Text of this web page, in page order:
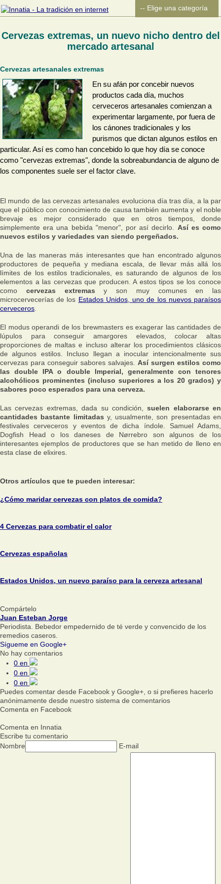
Cervezas extremas, un nuevo nicho dentro del
mercado artesanal
Cervezas artesanales extremas
En su afán por concebir nuevos
productos cada día, muchos
cerveceros artesanales comienzan a
experimentar largamente, por fuera de
los cánones tradicionales y los
purismos que dictan algunos estilos en
particular. Así es como han concebido lo que hoy día se conoce
como "cervezas extremas", donde la sobreabundancia de alguno de
los componentes suele ser el factor clave.
El mundo de las cervezas artesanales evoluciona día tras día, a la par
que el público con conocimiento de causa también aumenta y el noble
brevaje es mejor considerado que en otros tiempos, donde
simplemente era una bebida "menor", por así decirlo. Así es como
nuevos estilos y variedades van siendo pergeñados.
Una de las maneras más interesantes que han encontrado algunos
productores de pequeña y mediana escala, de llevar más allá los
límites de los estilos tradicionales, es saturando de algunos de los
elementos a las cervezas que producen. A estos tipos se los conoce
como cervezas extremas y son muy comunes en las
microcervecerías de los Estados Unidos, uno de los nuevos paraísos
cerveceros
El modus operandi de los brewmasters es exagerar las cantidades de
lúpulos para conseguir amargores elevados, colocar altas
proporciones de maltas e incluso alterar los procedimientos clásicos
de algunos estilos. Incluso llegan a inocular intencionalmente sus
cervezas para conseguir sabores salvajes. Así surgen estilos como
las double IPA o double Imperial, generalmente con tenores
alcohólicos prominentes (incluso superiores a los 20 grados) y
sabores poco esperados para una cerveza.
Las cervezas extremas, dada su condición,suelen elaborarse en
cantidades bastante limitadas y, usualmente, son presentadas en
festivales cerveceros y eventos de dicha índole. Samuel Adams,
Dogfish Head o los daneses de Nørrebro son algunos de los
interesantes ejemplos de productores que se han metido de lleno en
esta clase de elixires.
Otros artículos que te pueden interesar:
¿Cómo maridar cervezas con platos de comida?
4 Cervezas para combatir el calor
Cervezas españolas
Estados Unidos, un nuevo paraíso para la cerveza artesanal
Compártelo
Juan Esteban Jorge
Periodista. Bebedor empedernido de té verde y convencido de los
remedios caseros.
Sígueme en Google+
No hay comentarios
0 en
0 en
0 en
Puedes comentar desde Facebook y Google+, o si prefieres hacerlo
anónimamente desde nuestro sistema de comentarios
Comenta en Facebook
Comenta en Innatia
Escribe tu comentario
Nombre
E-mail